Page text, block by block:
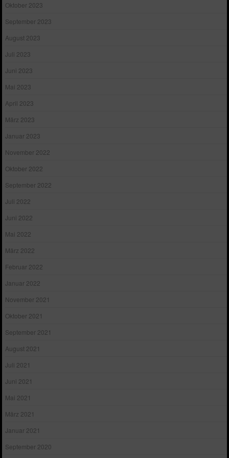
Oktober 2023
September 2023
August 2023
Juli 2023
Juni 2023
Mai 2023
April 2023
März 2023
Januar 2023
November 2022
Oktober 2022
September 2022
Juli 2022
Juni 2022
Mai 2022
März 2022
Februar 2022
Januar 2022
November 2021
Oktober 2021
September 2021
August 2021
Juli 2021
Juni 2021
Mai 2021
März 2021
Januar 2021
September 2020